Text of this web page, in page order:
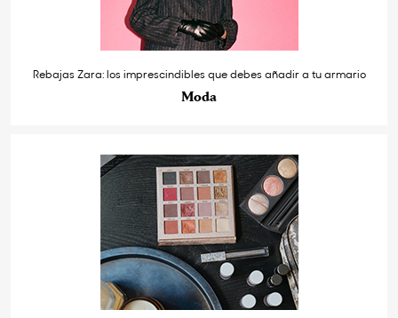
Rebajas Zara: los imprescindibles que debes añadir a tu armario
Moda